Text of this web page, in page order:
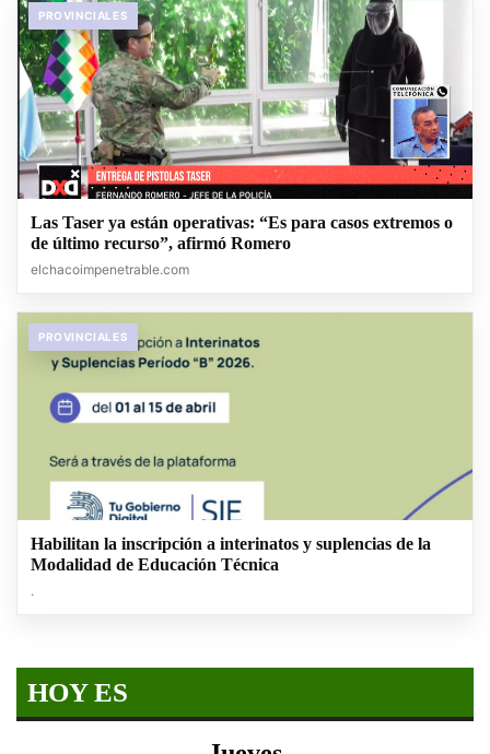
PROVINCIALES
Las Taser ya están operativas: “Es para casos extremos o
de último recurso”, afirmó Romero
elchacoimpenetrable.com
PROVINCIALES
Habilitan la inscripción a interinatos y suplencias de la
Modalidad de Educación Técnica
.
HOY ES